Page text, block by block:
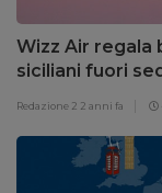
Wizz Air regala
siciliani fuori
Redazione 2 2 anni fa